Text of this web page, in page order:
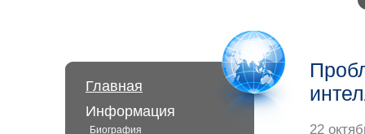
Главная
Информация
Биография
22